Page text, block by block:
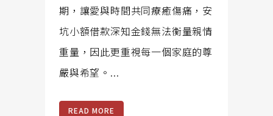
期，讓愛與時間共同療癒傷痛，安
坑小額借款深知金錢無法衡量親情
重量，因此更重視每一個家庭的尊
嚴與希望。...
READ MORE